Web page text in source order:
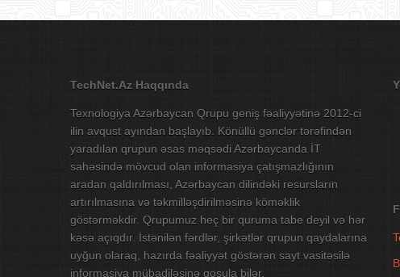
TechNet.Az Haqqında
Texnologiya Azərbaycan Qrupu geniş fəaliyyətinə 2012-ci
ilin avqust ayından başlayıb. Könüllü gənclər tərəfindən
yaradılan qrupun əsas məqsədi Azərbaycanda İT
sahəsində mövcud olan informasiya çatışmazlığının
aradan qaldırılması, Azərbaycan dilindəki resursların
artırılmasına və təkmilləşdirilməsinə köməklik
göstərməkdir. Qrupumuz heç bir quruma tabe deyil və hər
kəsə açıqdır. İstənilən fərdlər, şirkətlər qrupun qaydalarına
uyğun olaraq, hazırda fəaliyyət göstərən sayt vasitəsilə
informasiya mübadiləsinə qoşula bilər.